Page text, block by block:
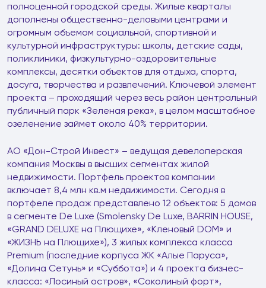
полноценной городской среды. Жилые кварталы
дополнены общественно-деловыми центрами и
огромным объемом социальной, спортивной и
культурной инфраструктуры: школы, детские сады,
поликлиники, физкультурно-оздоровительные
комплексы, десятки объектов для отдыха, спорта,
досуга, творчества и развлечений. Ключевой элемент
проекта – проходящий через весь район центральный
публичный парк «Зеленая река», в целом масштабное
озеленение займет около 40% территории.
АО «Дон-Строй Инвест» – ведущая девелоперская
компания Москвы в высших сегментах жилой
недвижимости. Портфель проектов компании
включает 8,4 млн кв.м недвижимости. Сегодня в
портфеле продаж представлено 12 объектов: 5 домов
в сегменте De Luxe (Smolensky De Luxe, BARRIN HOUSE,
«GRAND DELUXE на Плющихе», «Кленовый DOM» и
«ЖИЗНЬ на Плющихе»), 3 жилых комплекса класса
Premium (последние корпуса ЖК «Алые Паруса»,
«Долина Сетунь» и «Суббота») и 4 проекта бизнес-
класса: «Лосиный остров», «Соколиный форт»,